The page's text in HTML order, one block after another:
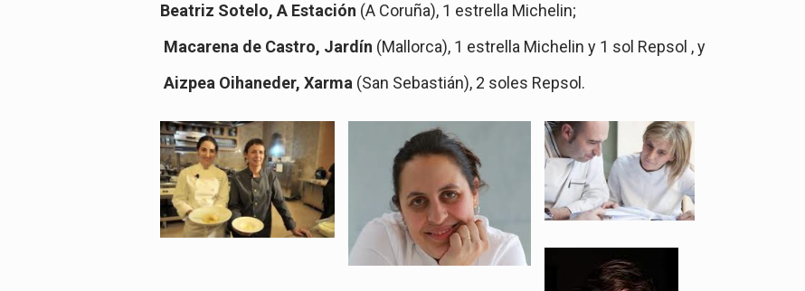
Beatriz Sotel o, A Estación (A Coruña), 1 estrella Michelin;
Macarena de Castro, Jardín (Mallorca), 1 estrella Michelin y 1 sol Repsol , y
Aizpea Oihaneder, Xarma (San Sebastián), 2 soles Repsol.